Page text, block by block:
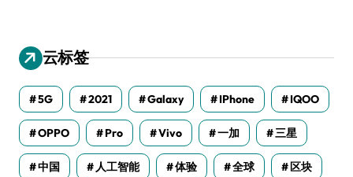
云标签
5G 2021 Galaxy IPhone IQOO
OPPO Pro Vivo 一加 三星
中国 人工智能 体验 全球 区块